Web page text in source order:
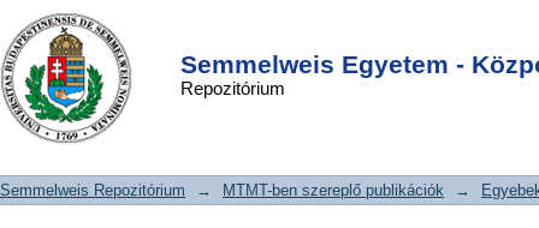
Semmelweis Egyetem -
Repozitórium
Concerns regarding transience and
heterozygosity in neonatal
hyperglycinemia - reply
DSpace/Manakin Repository
Semmelweis Repozitórium → MTMT-ben szereplő publikációk →